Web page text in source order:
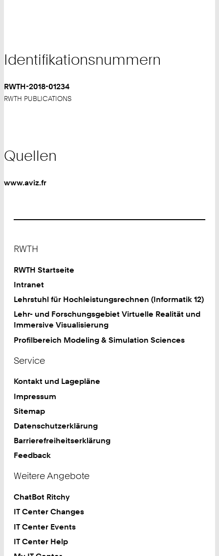
Identifikationsnummern
RWTH-2018-01234
RWTH PUBLICATIONS
Quellen
www.aviz.fr
RWTH
RWTH Startseite
Intranet
Lehrstuhl für Hochleistungsrechnen (Informatik 12)
Lehr- und Forschungsgebiet Virtuelle Realität und
Immersive Visualisierung
Profilbereich Modeling & Simulation Sciences
Service
Kontakt und Lagepläne
Impressum
Sitemap
Datenschutzerklärung
Barrierefreiheitserklärung
Feedback
Weitere Angebote
ChatBot Ritchy
IT Center Changes
IT Center Events
IT Center Help